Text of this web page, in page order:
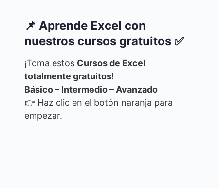
📌 Aprende Excel con
nuestros cursos gratuitos ✅
¡Toma estos Cursos de Excel
totalmente gratuitos!
Básico – Intermedio – Avanzado
👉 Haz clic en el botón naranja para
empezar.